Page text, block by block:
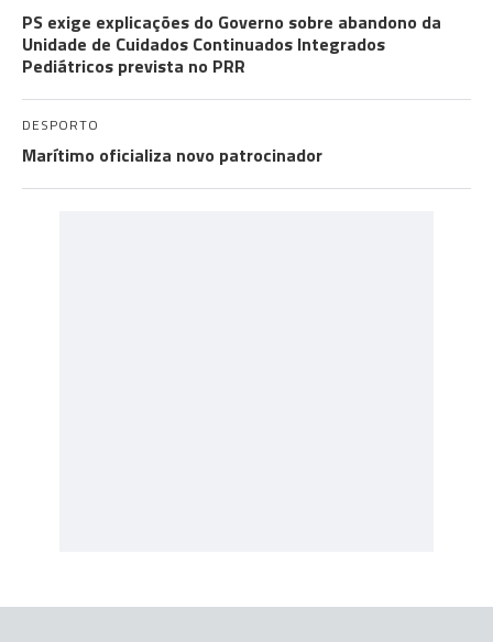
PS exige explicações do Governo sobre abandono da
Unidade de Cuidados Continuados Integrados
Pediátricos prevista no PRR
DESPORTO
Marítimo oficializa novo patrocinador